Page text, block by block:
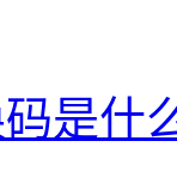
是什